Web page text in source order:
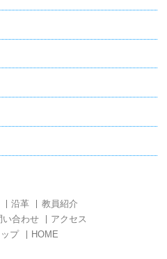
沿革
教員紹介
い合わせ
アクセス
プ
HOME